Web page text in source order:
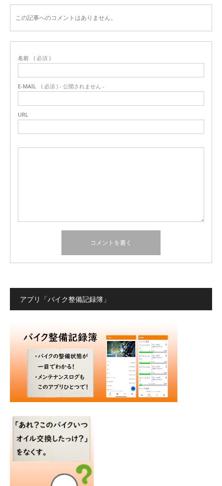
この記事へのコメントはありません。
名前 ( 必須 )
E-MAIL ( 必須 ) - 公開されません -
URL
アプリ「バイク整備記録簿」